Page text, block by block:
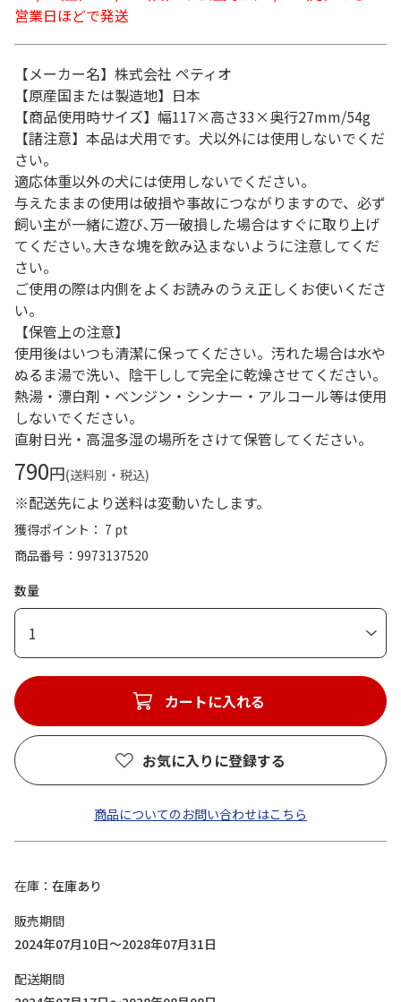
営業日ほどで発送
【メーカー名】株式会社 ペティオ
【原産国または製造地】日本
【商品使用時サイズ】幅117×高さ33×奥行27mm/54g
【諸注意】本品は犬用です。犬以外には使用しないでくだ
さい。
適応体重以外の犬には使用しないでください。
与えたままの使用は破損や事故につながりますので、必ず
飼い主が一緒に遊び､万一破損した場合はすぐに取り上げ
てください｡大きな塊を飲み込まないように注意してくだ
さい。
ご使用の際は内側をよくお読みのうえ正しくお使いくださ
い。
【保管上の注意】
使用後はいつも清潔に保ってください。汚れた場合は水や
ぬるま湯で洗い、陰干しして完全に乾燥させてください。
熱湯・漂白剤・ベンジン・シンナー・アルコール等は使用
しないでください。
直射日光・高温多湿の場所をさけて保管してください。
790円(送料別・税込)
※配送先により送料は変動いたします。
獲得ポイント： 7 pt
商品番号
9973137520
数量
1
カートに入れる
お気に入りに登録する
商品についてのお問い合わせはこちら
在庫
在庫あり
販売期間
2024年07月10日～2028年07月31日
配送期間